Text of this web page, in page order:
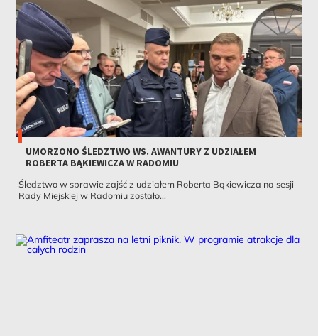
UMORZONO ŚLEDZTWO WS. AWANTURY Z UDZIAŁEM
ROBERTA BĄKIEWICZA W RADOMIU
Śledztwo w sprawie zajść z udziałem Roberta Bąkiewicza na sesji
Rady Miejskiej w Radomiu zostało...